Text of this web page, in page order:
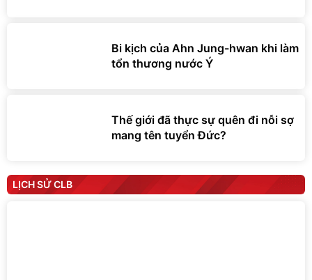
Bi kịch của Ahn Jung-hwan khi làm
tổn thương nước Ý
Thế giới đã thực sự quên đi nỗi sợ
mang tên tuyển Đức?
LỊCH SỬ CLB